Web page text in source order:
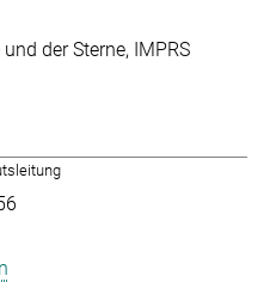
der Sterne IMPRS